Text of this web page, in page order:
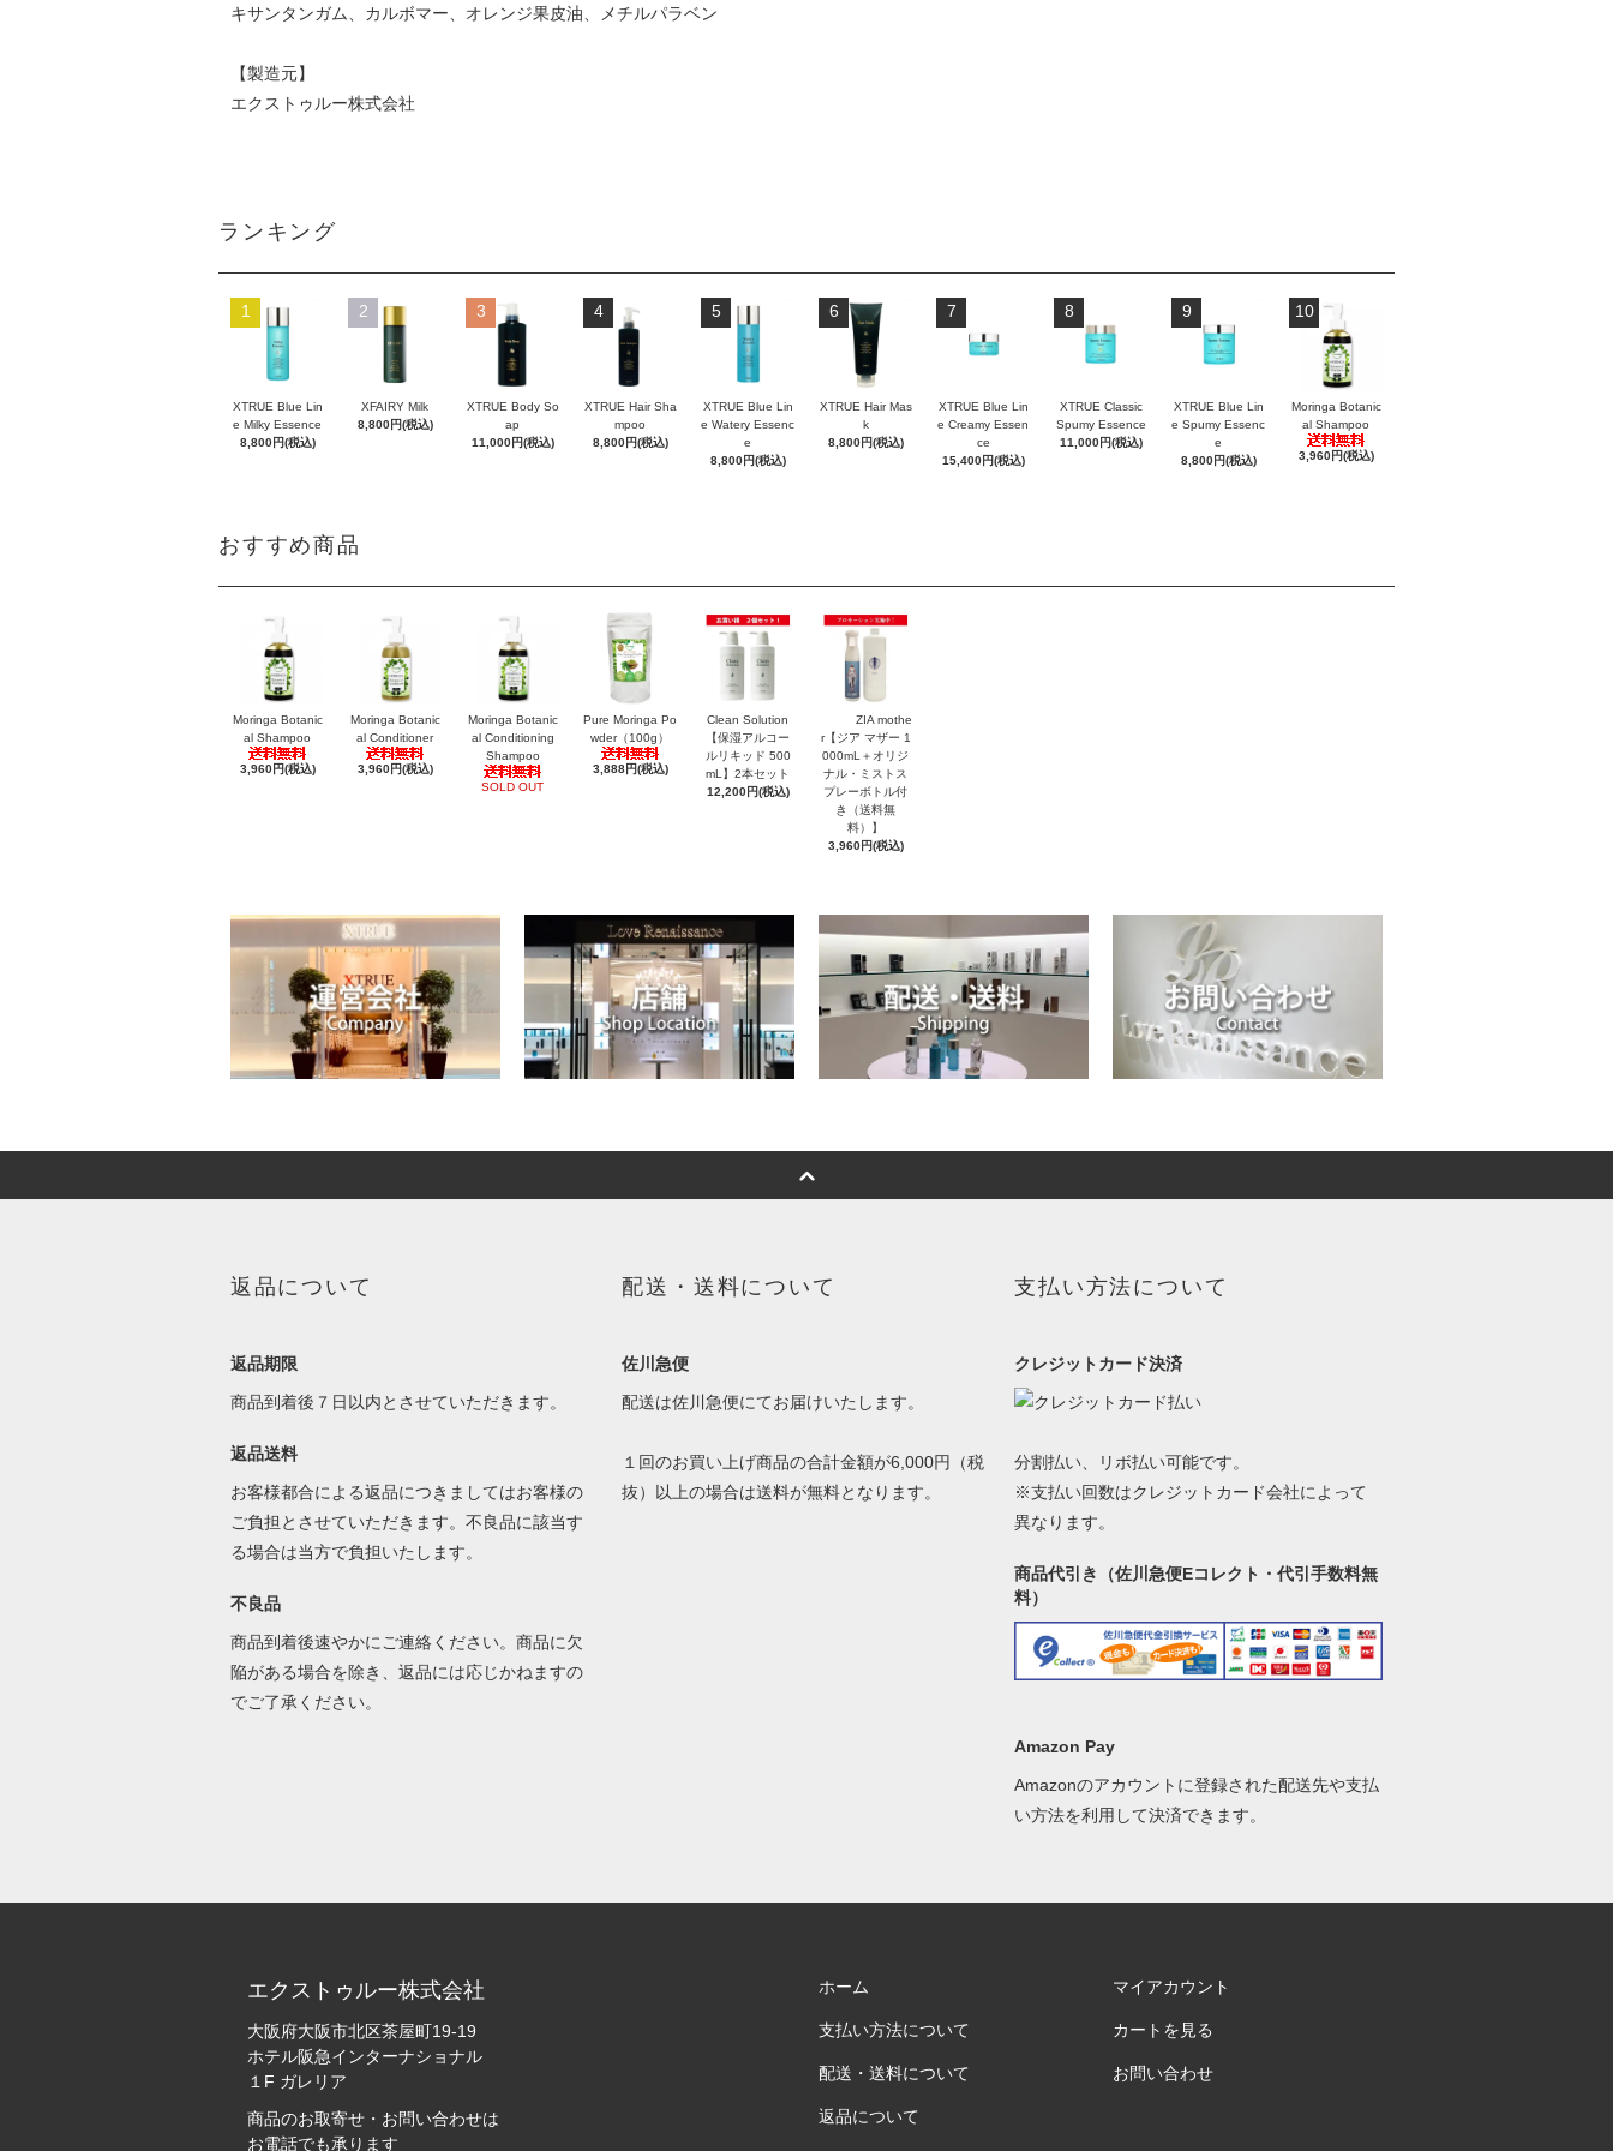
キサンタンガム、カルボマー、オレンジ果皮油、メチルパラベン
【製造元】
エクストゥルー株式会社
ランキング
1
XTRUE Blue Lin
e Milky Essence
8,800円(税込)
2
XFAIRY Milk
8,800円(税込)
3
XTRUE Body So
ap
11,000円(税込)
4
XTRUE Hair Sha
mpoo
8,800円(税込)
5
XTRUE Blue Lin
e Watery Essenc
e
8,800円(税込)
6
XTRUE Hair Mas
k
8,800円(税込)
7
XTRUE Blue Lin
e Creamy Essen
ce
15,400円(税込)
8
XTRUE Classic
Spumy Essence
11,000円(税込)
9
XTRUE Blue Lin
e Spumy Essenc
e
8,800円(税込)
10
Moringa Botanic
al Shampoo
3,960円(税込)
おすすめ商品
Moringa Botanic
al Shampoo
3,960円(税込)
Moringa Botanic
al Conditioner
3,960円(税込)
Moringa Botanic
al Conditioning
Shampoo
SOLD OUT
Pure Moringa Po
wder（100g）
3,888円(税込)
Clean Solution
【保湿アルコー
ルリキッド 500
mL】2本セット
12,200円(税込)
ZIA mothe
r【ジア マザー 1
000mL＋オリジ
ナル・ミストス
プレーボトル付
き（送料無
料）】
3,960円(税込)
返品について
返品期限
商品到着後７日以内とさせていただきます。
返品送料
お客様都合による返品につきましてはお客様の
ご負担とさせていただきます。不良品に該当す
る場合は当方で負担いたします。
不良品
商品到着後速やかにご連絡ください。商品に欠
陥がある場合を除き、返品には応じかねますの
でご了承ください。
配送・送料について
佐川急便
配送は佐川急便にてお届けいたします。
１回のお買い上げ商品の合計金額が6,000円（税
抜）以上の場合は送料が無料となります。
支払い方法について
クレジットカード決済
分割払い、リボ払い可能です。
※支払い回数はクレジットカード会社によって
異なります。
商品代引き（佐川急便Eコレクト・代引手数料無
料）
Amazon Pay
Amazonのアカウントに登録された配送先や支払
い方法を利用して決済できます。
エクストゥルー株式会社
大阪府大阪市北区茶屋町19-19
ホテル阪急インターナショナル
１F ガレリア
商品のお取寄せ・お問い合わせは
お電話でも承ります
ホーム
支払い方法について
配送・送料について
返品について
マイアカウント
カートを見る
お問い合わせ